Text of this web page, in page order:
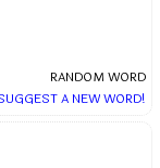
RANDOM WORD
A NEW WORD!